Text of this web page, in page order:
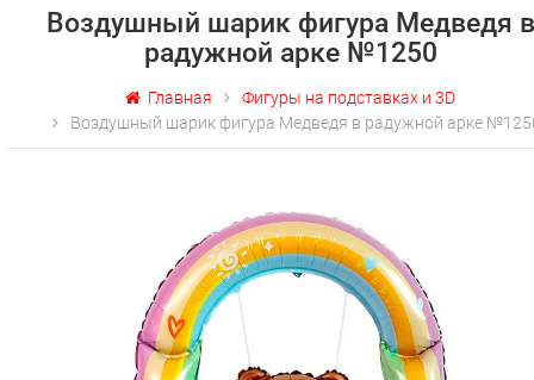
Воздушный шарик фигура Медведя в
радужной арке №1250
Главная
Фигуры на подставках и 3D
Воздушный шарик фигура Медведя в радужной арке